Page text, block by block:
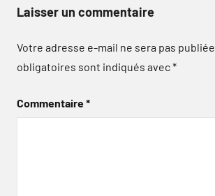
Laisser un commentaire
Votre adresse e-mail ne sera pas publiée.
obligatoires sont indiqués avec*
Commentaire*